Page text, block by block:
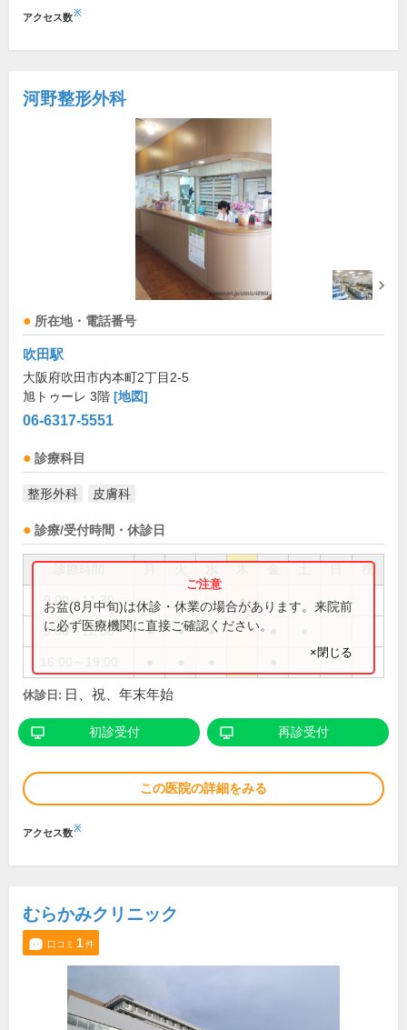
アクセス数※
河野整形外科
所在地・電話番号
吹田駅
大阪府吹田市内本町2丁目2-5
旭トゥーレ 3階 [地図]
06-6317-5551
診療科目
整形外科 皮膚科
診療/受付時間・休診日
祝
9:00～11:30 ●
9:00～12:30 ● ● ●
お盆(8月中旬)は休診・休業の場合があります。来院前
に必ず医療機関に直接ご確認ください。
×閉じる
休診日: 日、祝、年末年始
初診受付 再診受付
この医院の詳細をみる
アクセス数※
むらかみクリニック
口コミ 1件